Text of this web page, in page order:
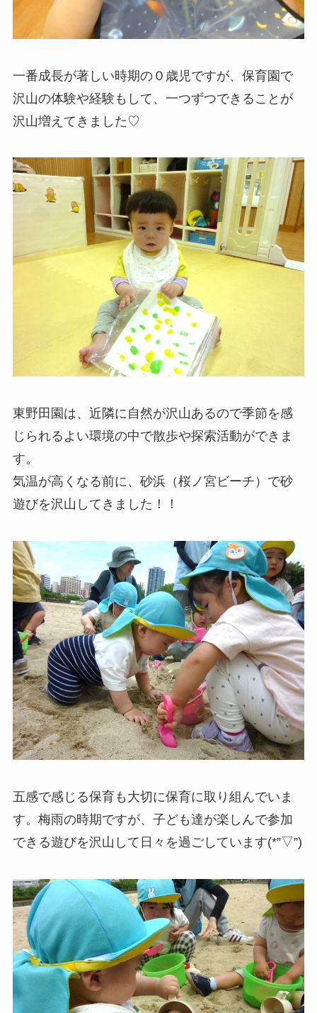
一番成長が著しい時期の０歳児ですが、保育園で
沢山の体験や経験もして、一つずつできることが
沢山増えてきました♡
東野田園は、近隣に自然が沢山あるので季節を感
じられるよい環境の中で散歩や探索活動ができま
す。
気温が高くなる前に、砂浜（桜ノ宮ビーチ）で砂
遊びを沢山してきました！！
五感で感じる保育も大切に保育に取り組んでいま
す。梅雨の時期ですが、子ども達が楽しんで参加
できる遊びを沢山して日々を過ごしています(*”▽”)